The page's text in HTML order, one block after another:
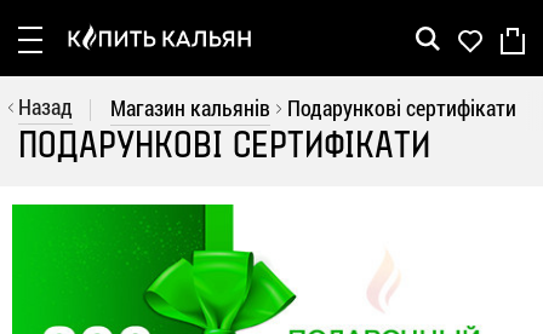
Рус
Укр
Кальяни
Назад Магазин кальянів Подарункові сертифікати
ПОДАРУНКОВІ СЕРТИФІКАТИ